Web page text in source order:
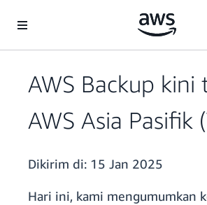
AWS Backup kini
AWS Asia Pasifik
Dikirim di: 15 Jan 2025
Hari ini, kami mengumumkan